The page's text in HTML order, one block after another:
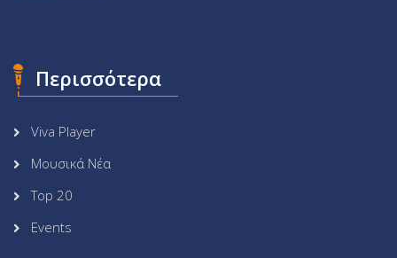
Περισσότερα
Viva Player
Μουσικά Νέα
Top 20
Events